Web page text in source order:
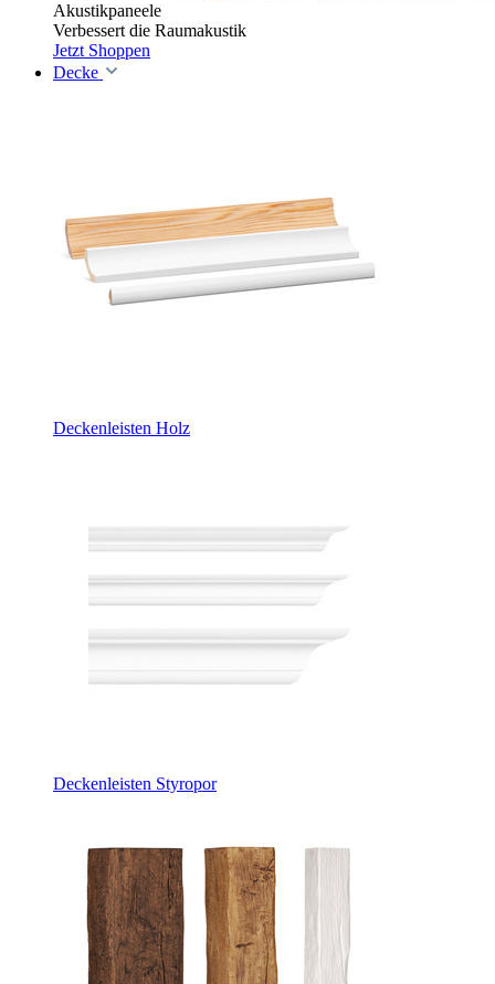
Akustikpaneele
Verbessert die Raumakustik
Jetzt Shoppen
Decke
Deckenleisten Holz
Deckenleisten Styropor